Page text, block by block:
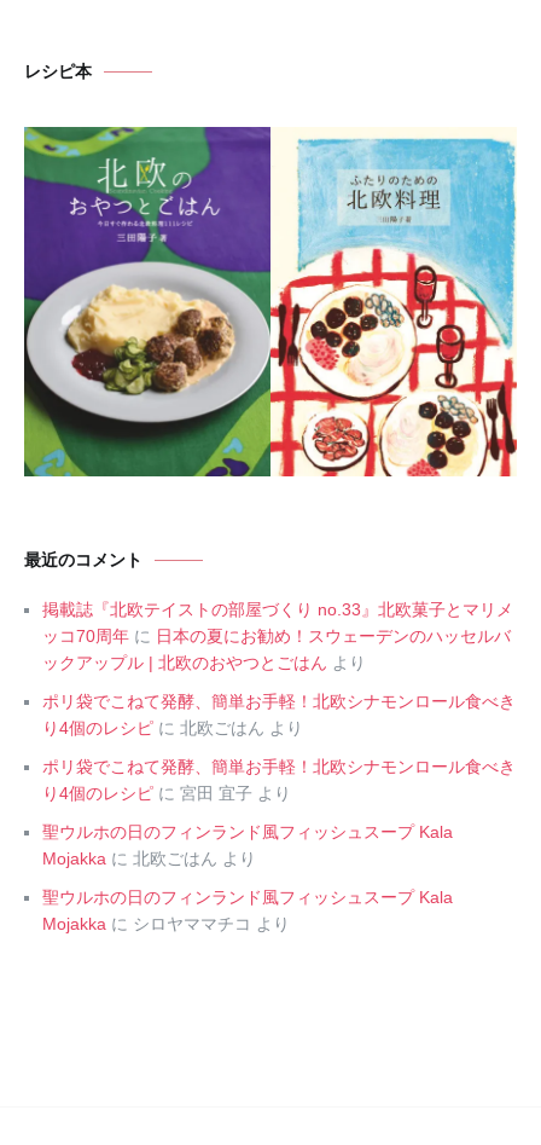
ブ
レシピ本
最近のコメント
掲載誌『北欧テイストの部屋づくり no.33』北欧菓子とマリメ
ッコ70周年 に 日本の夏にお勧め！スウェーデンのハッセルバ
ックアップル | 北欧のおやつとごはん より
ポリ袋でこねて発酵、簡単お手軽！北欧シナモンロール食べき
り4個のレシピ に 北欧ごはん より
ポリ袋でこねて発酵、簡単お手軽！北欧シナモンロール食べき
り4個のレシピ に 宮田 宜子 より
聖ウルホの日のフィンランド風フィッシュスープ Kala
Mojakka に 北欧ごはん より
聖ウルホの日のフィンランド風フィッシュスープ Kala
Mojakka に シロヤママチコ より